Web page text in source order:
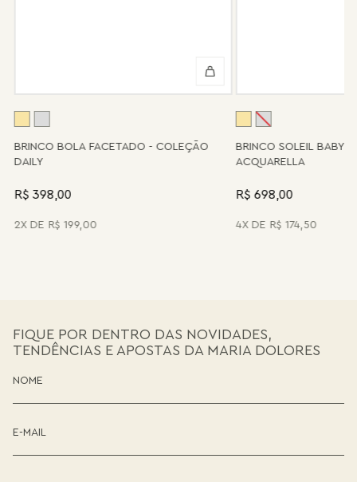
disposição para orientá-la e oferecer a melhor alternativa
BRINCO BOLA FACETADO - COLEÇÃO
DAILY
R$ 398,00
2 R$ 199,00
BRINCO SOLEIL BABY -
ACQUARELLA
R$ 698,00
4 R$ 174,50
FIQUE POR DENTRO DAS NOVIDADES,
TENDÊNCIAS E APOSTAS DA MARIA DOLORES